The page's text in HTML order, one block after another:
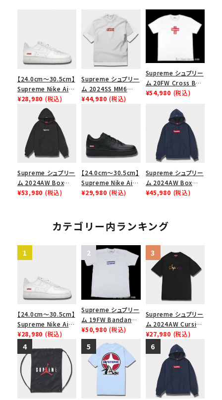
【24.0cm～30.5cm】
Supreme Nike Air
Force 1 Low シュプ
リーム ナイキエアフォ
ース１スニーカー シ
ューズ ホワイト
¥28,980 (税込)
Supreme シュプリー
ム 2024SS MM6
Maison Margiela
ワイト 白
¥44,980 (税込)
Supreme シュプリー
ム 20FW Cross Box
Logo Tee クロスボ
¥54,980 (税込)
Supreme シュプリー
ム 2024AW Box
Logo Hooded
¥53,980 (税込)
【24.0cm～30.5cm】
Supreme Nike Air
Force 1 Low シュプ
ューズ ブラック
¥29,980 (税込)
Supreme シュプリー
ム 2024AW Box
Logo Hooded
ネイビー 紺
¥45,980 (税込)
カテゴリー内ランキング
【24.0cm～30.5cm】
Supreme Nike Air
Force 1 Low シュプ
リーム ナイキエアフォ
ース１スニーカー シ
ューズ ホワイト
¥28,980 (税込)
Supreme シュプリー
ム 19FW Bandana
Box Logo Tee バン
ダナボックスロゴTシ
ャツ ホワイト
¥50,980 (税込)
Supreme シュプリー
ム 2024AW Cursive
S/S Top カーシブシ
ョートスリーブトップ
Tシャツ ブラック 黒
¥27,980 (税込)